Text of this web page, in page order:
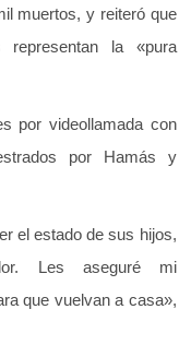
muertos, y reiteró que
la «pura
por videollamada con
por Hamás y
el estado de sus hijos,
Les aseguré mi
que vuelvan a casa»,